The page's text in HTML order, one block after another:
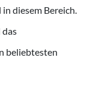
diesem Bereich.
das
beliebtesten